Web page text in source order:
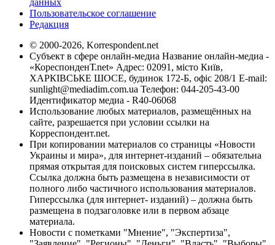
данных
Пользовательское соглашение
Редакция
© 2000-2026, Korrespondent.net
Субъект в сфере онлайн-медиа Название онлайн-медиа -
«КореспонденТ.net» Адрес: 02091, місто Київ,
ХАРКІВСЬКЕ ШОСЕ, будинок 172-Б, офіс 208/1 E-mail:
sunlight@mediadim.com.ua Телефон: 044-205-43-00
Идентификатор медиа - R40-06068
Использование любых материалов, размещённых на
сайте, разрешается при условии ссылки на
Корреспондент.net.
При копировании материалов со страницы «Новости
Украины и мира», для интернет-изданий – обязательна
прямая открытая для поисковых систем гиперссылка.
Ссылка должна быть размещена в независимости от
полного либо частичного использования материалов.
Гиперссылка (для интернет- изданий) – должна быть
размещена в подзаголовке или в первом абзаце
материала.
Новости с пометками "Мнение", "Экспертиза",